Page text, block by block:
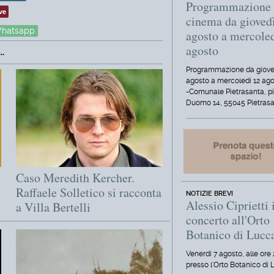
Caso Meredith Kercher.
Raffaele Solletico si racconta
a Villa Bertelli
Programmazione
cinema da
agosto a
agosto
Programmazione da
agosto a mercoledì 12
-Comunale Pietrasanta,
Duomo 14, 55045
NOTIZIE BREVI
Alessio Ciprietti
concerto all'Orto
Botanico di
Venerdì 7 agosto, alle ore
presso l'Orto Botanico di